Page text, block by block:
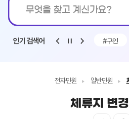
찾고
계신
인기 검색어
기차보조금 #인사발령 #구인
전자민원 일반민원
체류지 변